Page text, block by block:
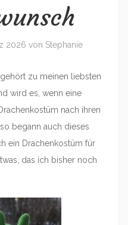
2026 von Stephanie
zu meinen liebsten
wird es, wenn eine
nach ihren
begann auch dieses
ein Drachenkostüm für
das ich bisher noch